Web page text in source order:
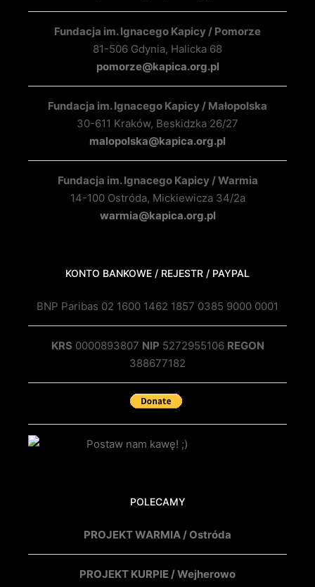
Fundacja im. Ignacego Kapicy / Pomorze
81-506 Gdynia, Halicka 68
pomorze@kapica.org.pl
Fundacja im. Ignacego Kapicy / Małopolska
30-611 Kraków, Beskidzka 26/27
malopolska@kapica.org.pl
Fundacja im. Ignacego Kapicy / Warmia
14-100 Ostróda, Mickiewicza 34/2a
warmia@kapica.org.pl
KONTO BANKOWE / REJESTR / PAYPAL
BNP Paribas 02 1600 1462 1857 0385 9000 0001
KRS 0000893807 NIP 5272955106 REGON
388677182
POLECAMY
PROJEKT WARMIA / Ostróda
PROJEKT KURPIE / Wejherowo